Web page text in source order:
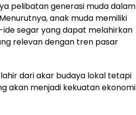
pelibatan generasi muda dalam
anak muda memiliki
segar yang dapat melahirkan
relevan dengan tren pasar
dari akar budaya lokal tetapi
akan menjadi kekuatan ekonomi